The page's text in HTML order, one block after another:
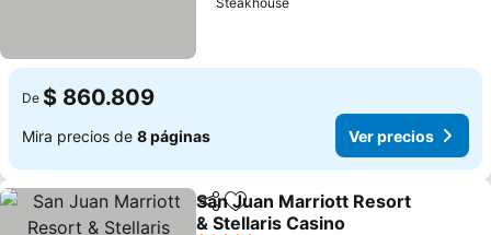
De $ 860.809
Mira precios de 8 páginas Ver precios
CompartirAgregar a favoritos
San Juan Marriott Resort
& Stellaris Casino